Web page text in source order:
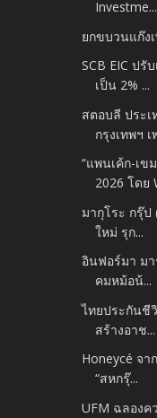
Investme...
ยกขบวนแก๊ง
SCB EIC ปรั
เป็น 2% ...
สตอบลี ประ
กรุงเทพฯ เ
“แพนเค้ก-เข
2026 โดย
มากุโระ กรุ๊ป
ใหม่ รุก...
อินฟอร์มา ม
คมหม้อน้...
ไทยประกันชี
สร้างอาช...
Honeycé จ
“สหกรุ๊...
UFM ฉลองค